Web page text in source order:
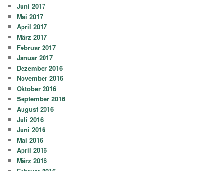
Juni 2017
Mai 2017
April 2017
März 2017
Februar 2017
Januar 2017
Dezember 2016
November 2016
Oktober 2016
September 2016
August 2016
Juli 2016
Juni 2016
Mai 2016
April 2016
März 2016